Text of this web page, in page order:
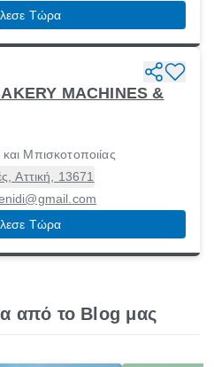
10445Τώρα
MACHINES &
Μπισκοτοποιίας
Αττική, 13671
Τώρα
από το Blog μας